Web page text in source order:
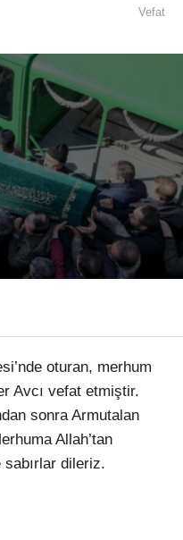
Instagram
Youtube
Vefat
oturan, merhum
Avcı vefat etmiştir.
sonra Armutalan
Allah’tan
sabırlar dileriz.